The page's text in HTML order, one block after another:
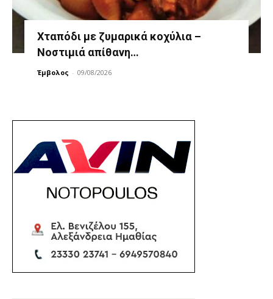
Χταπόδι με ζυμαρικά κοχύλια –
Νοστιμιά απίθανη…
Έμβολος - 09/08/2026